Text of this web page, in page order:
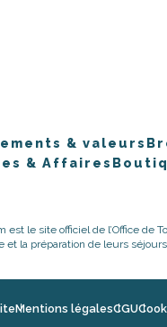
& valeurs
& Affaires
est le site officiel de l’Office de
et la préparation de leurs
Mentions légalesCGU